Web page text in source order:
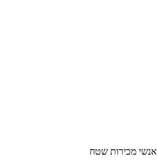
אנשי מכירות שטח